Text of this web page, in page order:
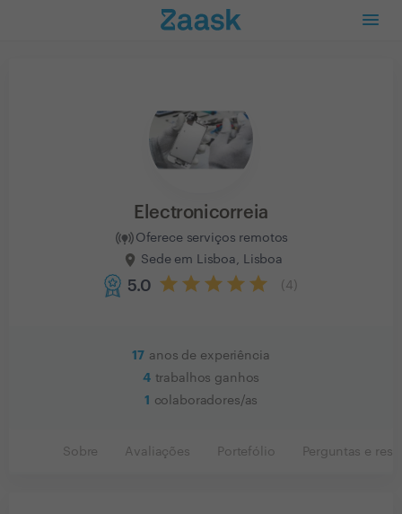
Electronicorreia
Oferece serviços remotos
Sede em Lisboa, Lisboa
5.0 4
17 anos de experiência
4 trabalhos ganhos
1
colaboradores/as
Sobre Avaliações Portefólio Perguntas e